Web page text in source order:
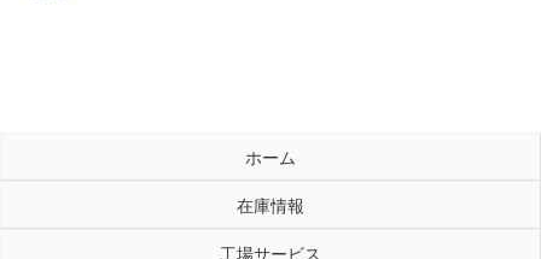
ホーム
在庫情報
工場サービス